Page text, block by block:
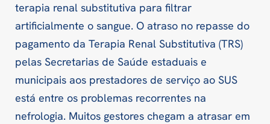
terapia renal substitutiva para filtrar
artificialmente o sangue. O atraso no repasse do
pagamento da Terapia Renal Substitutiva (TRS)
pelas Secretarias de Saúde estaduais e
municipais aos prestadores de serviço ao SUS
está entre os problemas recorrentes na
nefrologia. Muitos gestores chegam a atrasar em